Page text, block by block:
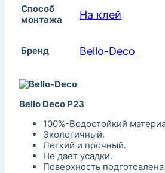
Способ
монтажа
На клей
Бренд Bello-Decо
Bello Deco P23
100%-Водостойкий
Экологичный.
Легкий и прочный.
Не дает усадки.
Поверхность